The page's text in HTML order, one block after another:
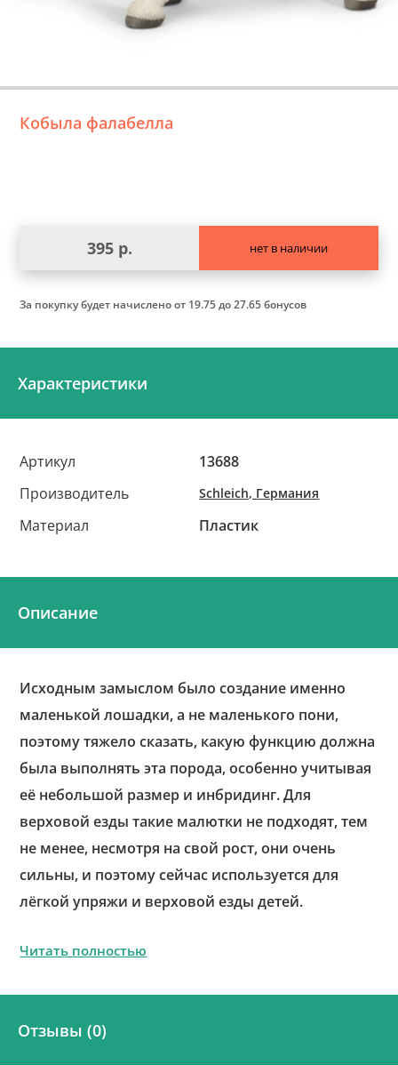
Кобыла фалабелла
395 р. нет в наличии
За покупку будет начисленоот 19.75 до 27.65 бонусов
Характеристики
Артикул
13688
Производитель
Schleich, Германия
Материал Пластик
Описание
Исходным замыслом было создание именно
маленькой лошадки, а не маленького пони,
поэтому тяжело сказать, какую функцию должна
была выполнять эта порода, особенно учитывая
её небольшой размер и инбридинг. Для
верховой езды такие малютки не подходят, тем
не менее, несмотря на свой рост, они очень
сильны, и поэтому сейчас используется для
лёгкой упряжи и верховой езды детей.
Читать полностью
Отзывы (0)